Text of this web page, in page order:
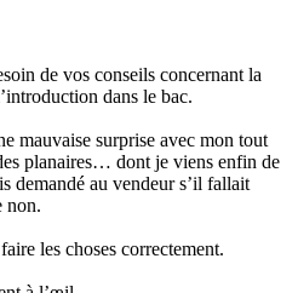
de vos conseils concernant la
dans le bac.
mauvaise surprise avec mon tout
planaires… dont je viens enfin de
demandé au vendeur s’il fallait
non.
les choses correctement.